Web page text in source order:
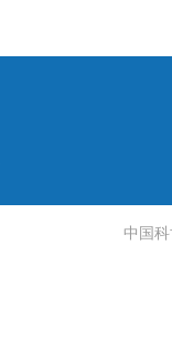
中国